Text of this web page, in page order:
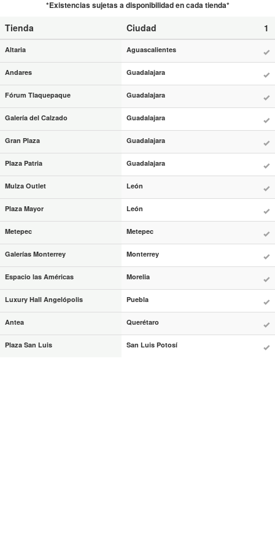
*Existencias sujetas a disponibilidad en cada tienda*
Tienda Ciudad 1
Altaria Aguascalientes
Andares Guadalajara
Fórum Tlaquepaque Guadalajara
Galería del Calzado Guadalajara
Gran Plaza Guadalajara
Plaza Patria Guadalajara
Mulza Outlet León
Plaza Mayor León
Metepec Metepec
Galerías Monterrey Monterrey
Espacio las Américas Morelia
Luxury Hall Angelópolis Puebla
Antea Querétaro
Plaza San Luis San Luis Potosí